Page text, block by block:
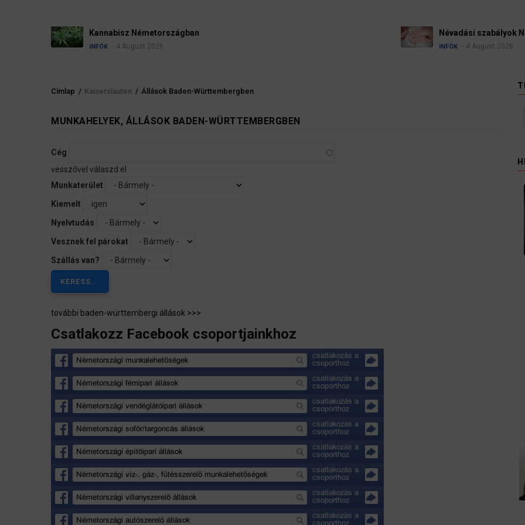
Névadási szabályok Németországban
INFÓK 4 August 2026
Ügyvédek, bírák és
kellene vizsgálnia
Morzsa
Címlap / Kaiserslauten / Állások Baden-Württembergben
MUNKAHELYEK, ÁLLÁSOK BADEN-WÜRTTEMBERGBEN
Cég
vesszővel válaszd el
Munkaterület
Kiemelt
Nyelvtudás
Vesznek fel párokat
Szállás van?
további baden-württembergi állások >>>
Csatlakozz Facebook csoportjainkhoz